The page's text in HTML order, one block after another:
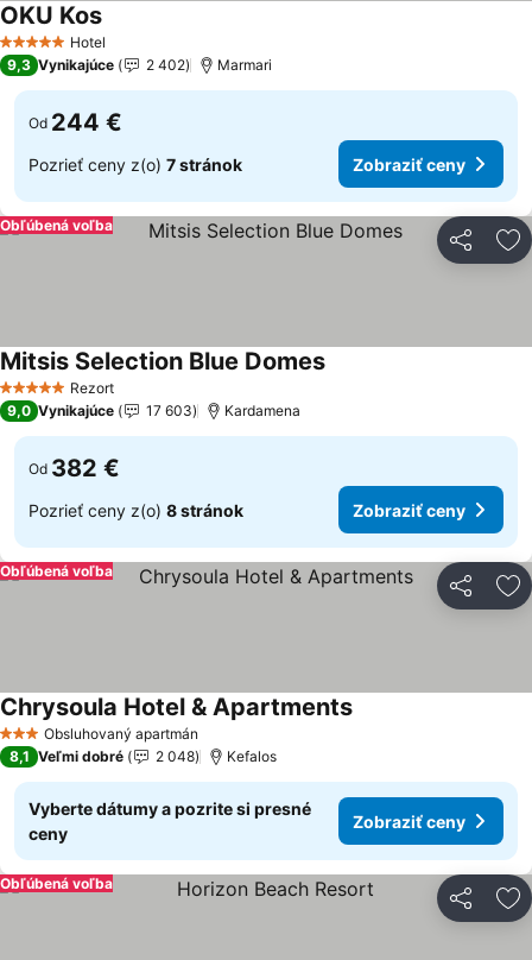
5 Počet hviezdičiek
Hotel
OKU KosZobraziť ceny
9,3 Vynikajúce 2 402 Marmari
Od 244 €
Pozrieť ceny z(o) 7 stránok Zobraziť ceny
Zdieľať
Obľúbená voľba
5 Počet hviezdičiek
Rezort
Mitsis Selection Blue DomesZobraziť ceny
9,0 Vynikajúce 17 603 Kardamena
Od 382 €
Pozrieť ceny z(o) 8 stránok Zobraziť ceny
Zdieľať
Obľúbená voľba
3 Počet hviezdičiek
Obsluhovaný apartmán
Chrysoula Hotel & ApartmentsZobraziť ceny
8,1 Veľmi dobré 2 048 Kefalos
Vyberte dátumy a pozrite si presné
ceny
Zobraziť ceny
Zdieľať
Obľúbená voľba